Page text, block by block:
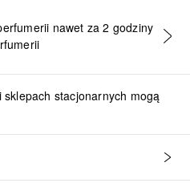
KOSZYKA
nawet za 2 godziny
stacjonarnych mogą